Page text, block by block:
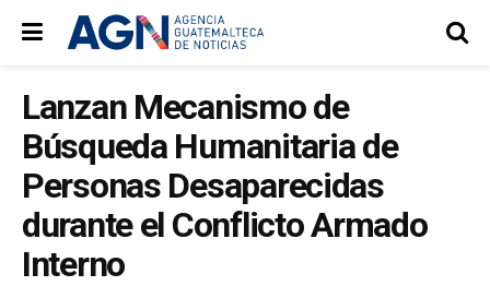
Lanzan Mecanismo de
Búsqueda Humanitaria de
Personas Desaparecidas
durante el Conflicto Armado
Interno